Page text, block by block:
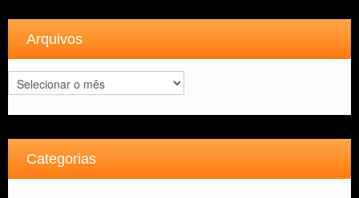
Arquivos
Arquivos
Categorias